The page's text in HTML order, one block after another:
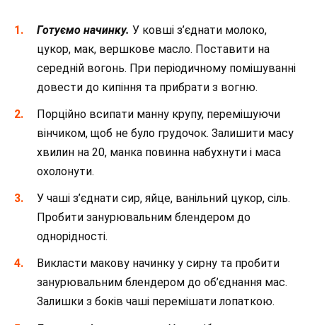
Готуємо начинку. У ковші з’єднати молоко,
цукор, мак, вершкове масло. Поставити на
середній вогонь. При періодичному помішуванні
довести до кипіння та прибрати з вогню.
Порційно всипати манну крупу, перемішуючи
вінчиком, щоб не було грудочок. Залишити масу
хвилин на 20, манка повинна набухнути і маса
охолонути.
У чаші з’єднати сир, яйце, ванільний цукор, сіль.
Пробити занурювальним блендером до
однорідності.
Викласти макову начинку у сирну та пробити
занурювальним блендером до об’єднання мас.
Залишки з боків чаші перемішати лопаткою.